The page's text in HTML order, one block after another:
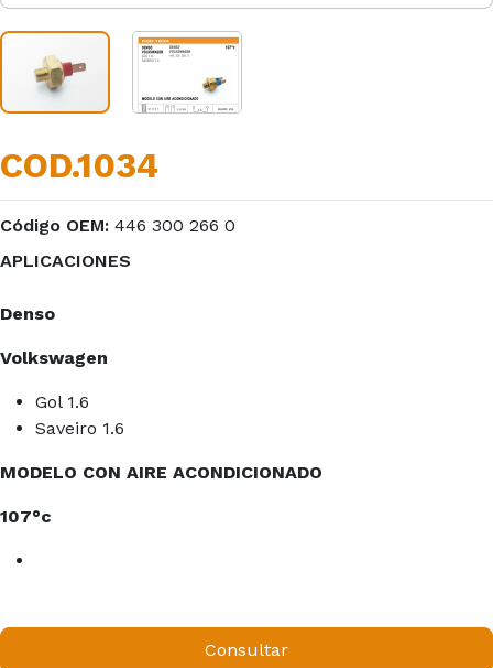
COD.1034
Código OEM: 446 300 266 0
APLICACIONES
Denso
Volkswagen
Gol 1.6
Saveiro 1.6
MODELO CON AIRE ACONDICIONADO
107°c
Consultar